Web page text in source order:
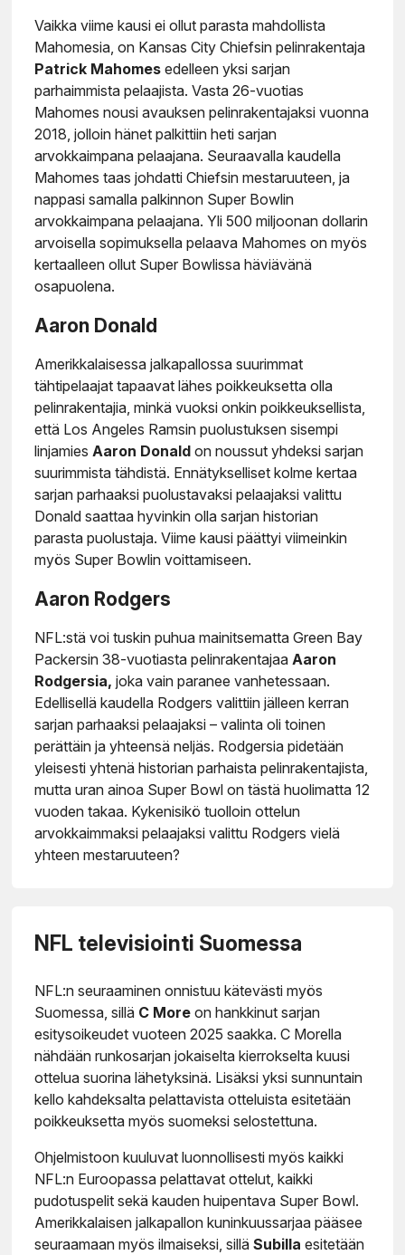
Vaikka viime kausi ei ollut parasta mahdollista
Mahomesia, on Kansas City Chiefsin pelinrakentaja
Patrick Mahomesedelleen yksi sarjan
parhaimmista pelaajista. Vasta 26-vuotias
Mahomes nousi avauksen pelinrakentajaksi vuonna
2018, jolloin hänet palkittiin heti sarjan
arvokkaimpana pelaajana. Seuraavalla kaudella
Mahomes taas johdatti Chiefsin mestaruuteen, ja
nappasi samalla palkinnon Super Bowlin
arvokkaimpana pelaajana. Yli 500 miljoonan dollarin
arvoisella sopimuksella pelaava Mahomes on myös
kertaalleen ollut Super Bowlissa häviävänä
osapuolena.
Aaron Donald
Amerikkalaisessa jalkapallossa suurimmat
tähtipelaajat tapaavat lähes poikkeuksetta olla
pelinrakentajia, minkä vuoksi onkin poikkeuksellista,
että Los Angeles Ramsin puolustuksen sisempi
linjamiesAaron Donaldon noussut yhdeksi sarjan
suurimmista tähdistä. Ennätykselliset kolme kertaa
sarjan parhaaksi puolustavaksi pelaajaksi valittu
Donald saattaa hyvinkin olla sarjan historian
parasta puolustaja. Viime kausi päättyi viimeinkin
myös Super Bowlin voittamiseen.
Aaron Rodgers
NFL:stä voi tuskin puhua mainitsematta Green Bay
Packersin 38-vuotiasta pelinrakentajaaAaron
Rodgersia,joka vain paranee vanhetessaan.
Edellisellä kaudella Rodgers valittiin jälleen kerran
sarjan parhaaksi pelaajaksi – valinta oli toinen
perättäin ja yhteensä neljäs. Rodgersia pidetään
yleisesti yhtenä historian parhaista pelinrakentajista,
mutta uran ainoa Super Bowl on tästä huolimatta 12
vuoden takaa. Kykenisikö tuolloin ottelun
arvokkaimmaksi pelaajaksi valittu Rodgers vielä
yhteen mestaruuteen?
NFL televisiointi Suomessa
NFL:n seuraaminen onnistuu kätevästi myös
Suomessa, sillä C Moreon hankkinut sarjan
esitysoikeudet vuoteen 2025 saakka. C Morella
nähdään runkosarjan jokaiselta kierrokselta kuusi
ottelua suorina lähetyksinä. Lisäksi yksi sunnuntain
kello kahdeksalta pelattavista otteluista esitetään
poikkeuksetta myös suomeksi selostettuna.
Ohjelmistoon kuuluvat luonnollisesti myös kaikki
NFL:n Euroopassa pelattavat ottelut, kaikki
pudotuspelit sekä kauden huipentava Super Bowl.
Amerikkalaisen jalkapallon kuninkuussarjaa pääsee
seuraamaan myös ilmaiseksi, silläSubillaesitetään